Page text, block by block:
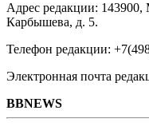
Адрес редакции: 143900,
Карбышева, д. 5.
Телефон редакции:
Электронная почта
BBNEWS